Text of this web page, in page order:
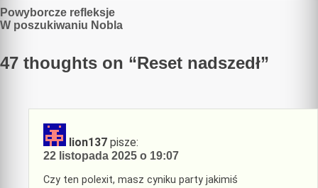
Nawigacja
wpisu
Powyborcze refleksje
W poszukiwaniu Nobla
47 thoughts on “Reset nadszedł”
lion137 pisze:
22 listopada 2025 o 19:07
Czy ten polexit, masz cyniku party jakimiś